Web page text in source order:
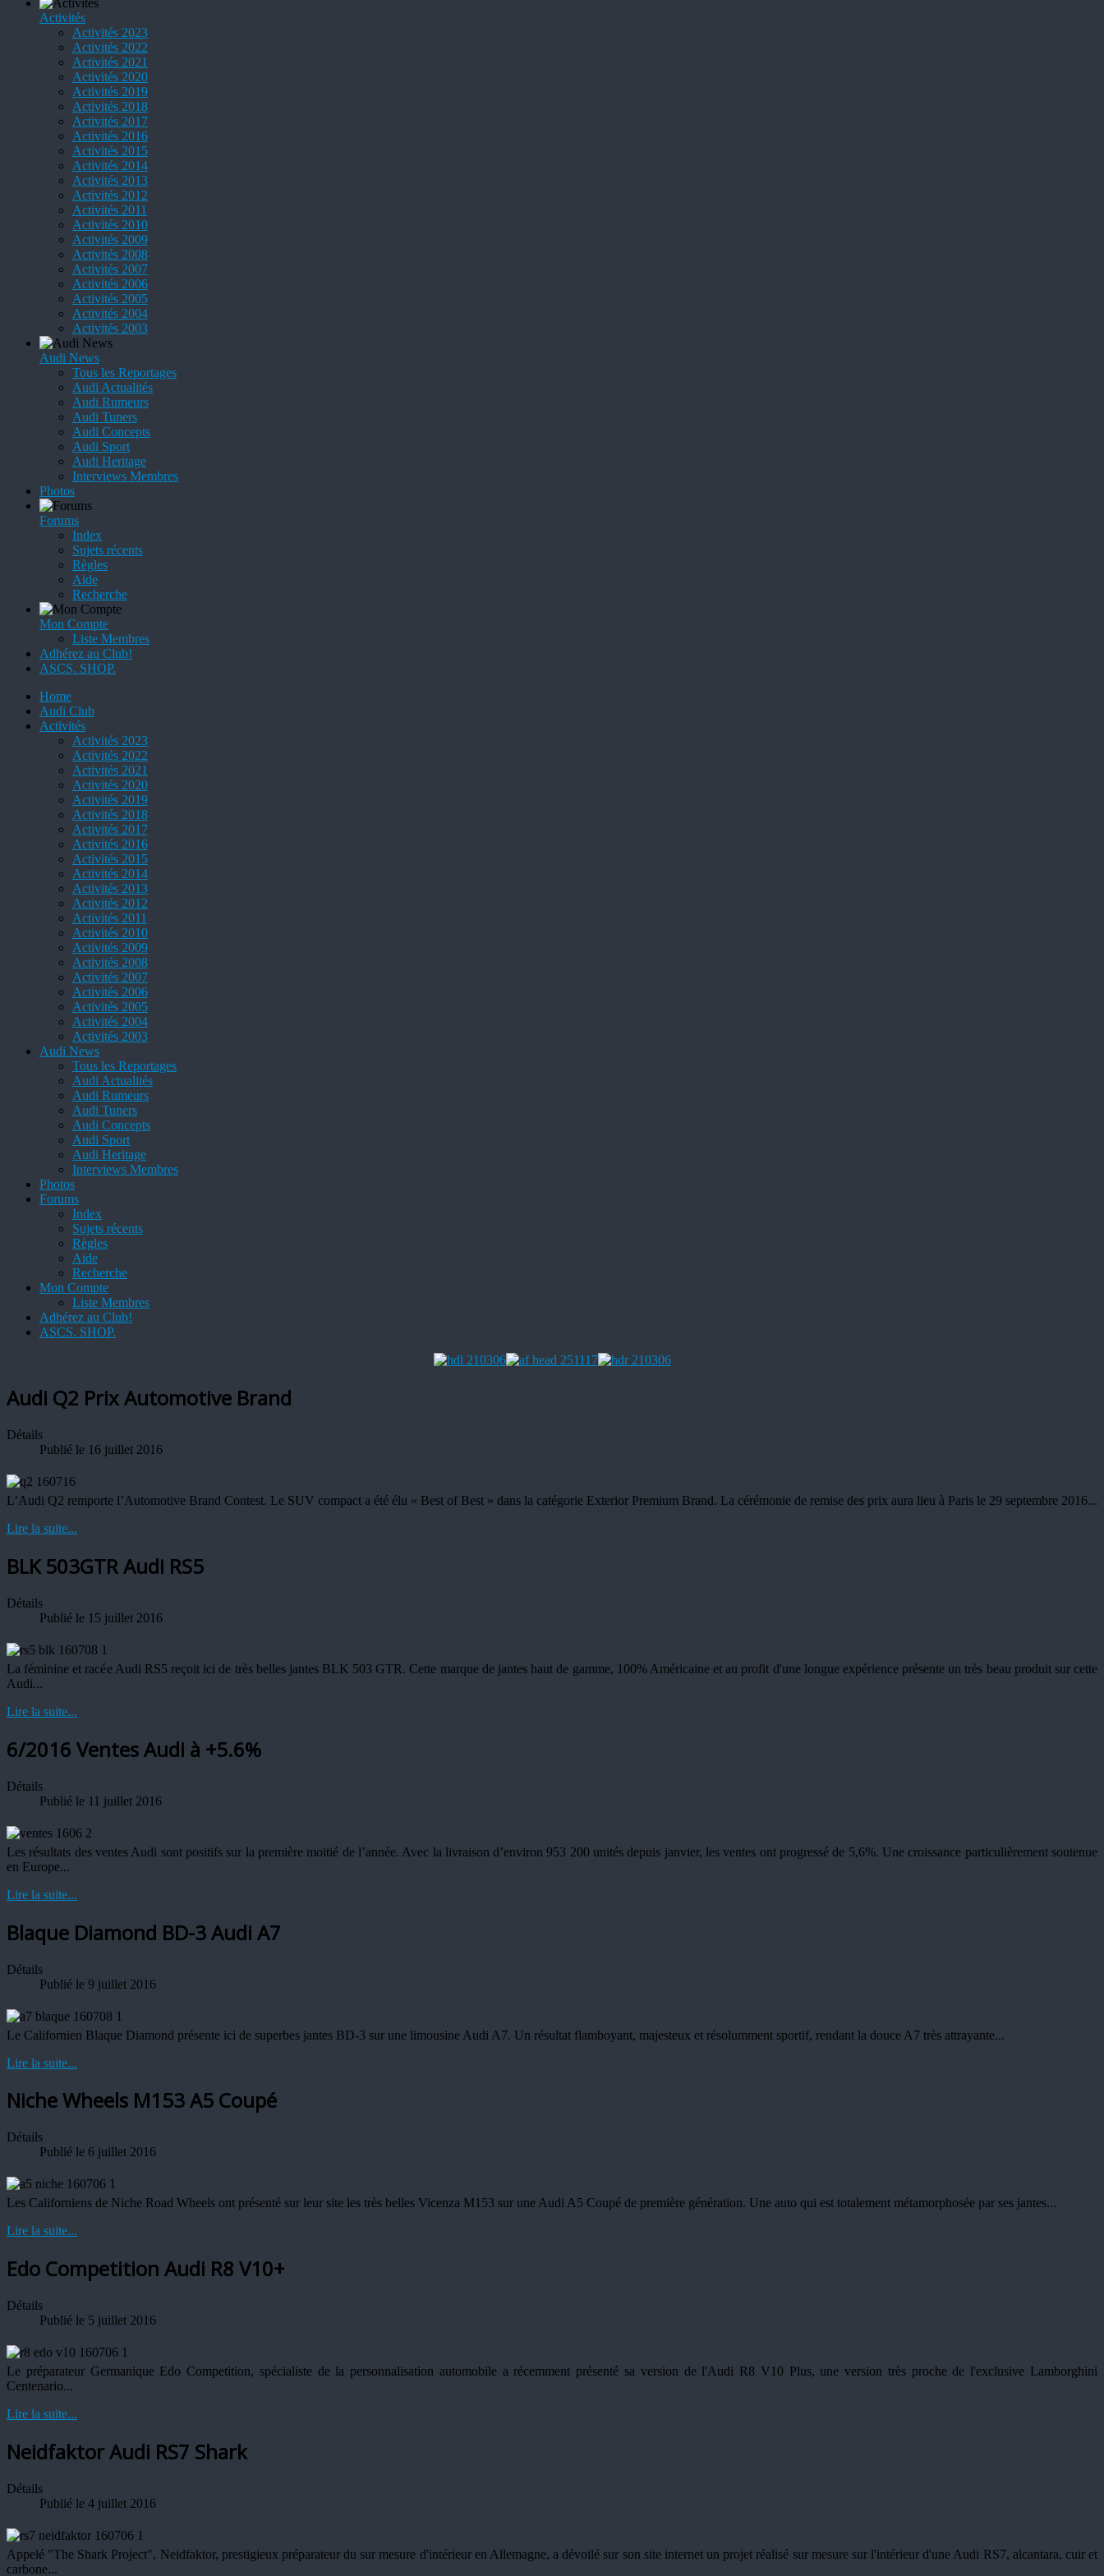
Activités
Activités 2023
Activités 2022
Activités 2021
Activités 2020
Activités 2019
Activités 2018
Activités 2017
Activités 2016
Activités 2015
Activités 2014
Activités 2013
Activités 2012
Activités 2011
Activités 2010
Activités 2009
Activités 2008
Activités 2007
Activités 2006
Activités 2005
Activités 2004
Activités 2003
Audi News
Tous les Reportages
Audi Actualités
Audi Rumeurs
Audi Tuners
Audi Concepts
Audi Sport
Audi Heritage
Interviews Membres
Photos
Forums
Index
Sujets récents
Règles
Aide
Recherche
Mon Compte
Liste Membres
Adhérez au Club!
ASCS. SHOP.
Home
Audi Club
Activités
Activités 2023
Activités 2022
Activités 2021
Activités 2020
Activités 2019
Activités 2018
Activités 2017
Activités 2016
Activités 2015
Activités 2014
Activités 2013
Activités 2012
Activités 2011
Activités 2010
Activités 2009
Activités 2008
Activités 2007
Activités 2006
Activités 2005
Activités 2004
Activités 2003
Audi News
Tous les Reportages
Audi Actualités
Audi Rumeurs
Audi Tuners
Audi Concepts
Audi Sport
Audi Heritage
Interviews Membres
Photos
Forums
Index
Sujets récents
Règles
Aide
Recherche
Mon Compte
Liste Membres
Adhérez au Club!
ASCS. SHOP.
Audi Q2 Prix Automotive Brand
Détails
Publié le 16 juillet 2016
L’Audi Q2 remporte l’Automotive Brand Contest. Le SUV compact a été élu « Best of Best » dans la catégorie Exterior Premium Brand. La cérémonie de remise des prix aura lieu à Paris le 29 septembre 2016...
Lire la suite...
BLK 503GTR Audi RS5
Détails
Publié le 15 juillet 2016
La féminine et racée Audi RS5 reçoit ici de très belles jantes BLK 503 GTR. Cette marque de jantes haut de gamme, 100% Américaine et au profit d'une longue expérience présente un très beau produit sur cette
Audi...
Lire la suite...
6/2016 Ventes Audi à +5.6%
Détails
Publié le 11 juillet 2016
Les résultats des ventes Audi sont positifs sur la première moitié de l’année. Avec la livraison d’environ 953 200 unités depuis janvier, les ventes ont progressé de 5,6%. Une croissance particulièrement soutenue
en Europe...
Lire la suite...
Blaque Diamond BD-3 Audi A7
Détails
Publié le 9 juillet 2016
Le Californien Blaque Diamond présente ici de superbes jantes BD-3 sur une limousine Audi A7. Un résultat flamboyant, majesteux et résolumment sportif, rendant la douce A7 très attrayante...
Lire la suite...
Niche Wheels M153 A5 Coupé
Détails
Publié le 6 juillet 2016
Les Californiens de Niche Road Wheels ont présenté sur leur site les très belles Vicenza M153 sur une Audi A5 Coupé de première génération. Une auto qui est totalement métamorphosée par ses jantes...
Lire la suite...
Edo Competition Audi R8 V10+
Détails
Publié le 5 juillet 2016
Le préparateur Germanique Edo Competition, spécialiste de la personnalisation automobile a récemment présenté sa version de l'Audi R8 V10 Plus, une version très proche de l'exclusive Lamborghini
Centenario...
Lire la suite...
Neidfaktor Audi RS7 Shark
Détails
Publié le 4 juillet 2016
Appelé "The Shark Project", Neidfaktor, prestigieux préparateur du sur mesure d'intérieur en Allemagne, a dévoilé sur son site internet un projet réalisé sur mesure sur l'intérieur d'une Audi RS7, alcantara, cuir et
carbone...